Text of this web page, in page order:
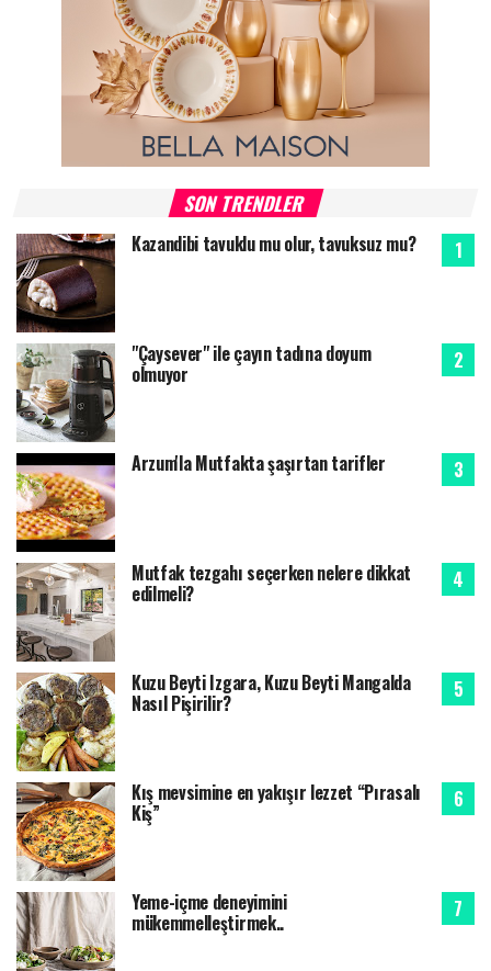
SON TRENDLER
Kazandibi tavuklu mu olur, tavuksuz mu?
"Çaysever" ile çayın tadına doyum
olmuyor
Arzum'la Mutfakta şaşırtan tarifler
Mutfak tezgahı seçerken nelere dikkat
edilmeli?
Kuzu Beyti Izgara, Kuzu Beyti Mangalda
Nasıl Pişirilir?
Kış mevsimine en yakışır lezzet “Pırasalı
Kiş”
Yeme-içme deneyimini
mükemmelleştirmek..